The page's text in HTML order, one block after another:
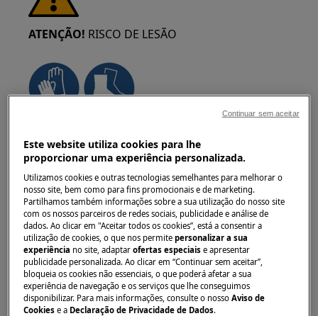
ATENÇÃO! RISCO DE LESÃO
eletrodomésticos. Para os aparelhos pesados é
mais seguro que sejam duas pessoas a movê-
los. Use sempre luvas de proteção e calçado de
segurança. Use luvas de proteção em todos os
momentos para se proteger de cortes
provenientes de arestas afiadas.
Este website utiliza cookies para lhe
proporcionar uma experiência personalizada.
Utilizamos cookies e outras tecnologias semelhantes para melhorar o
nosso site, bem como para fins promocionais e de marketing.
Partilhamos também informações sobre a sua utilização do nosso site
com os nossos parceiros de redes sociais, publicidade e análise de
dados. Ao clicar em "Aceitar todos os cookies”, está a consentir a
utilização de cookies, o que nos permitepersonalizar a sua
experiência no site, adaptarofertas especiaise apresentar
publicidade personalizada. Ao clicar em “Continuar sem aceitar”,
bloqueia os cookies não essenciais, o que poderá afetar a sua
experiência de navegação e os serviços que lhe conseguimos
disponibilizar. Para mais informações, consulte o nossoAviso de
Cookies e a Declaração de Privacidade de Dados.
Continuar sem aceitar